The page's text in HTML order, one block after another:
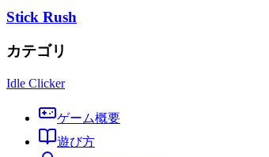
Stick Rush
カテゴリ
Idle Clicker
ゲーム概要
遊び方